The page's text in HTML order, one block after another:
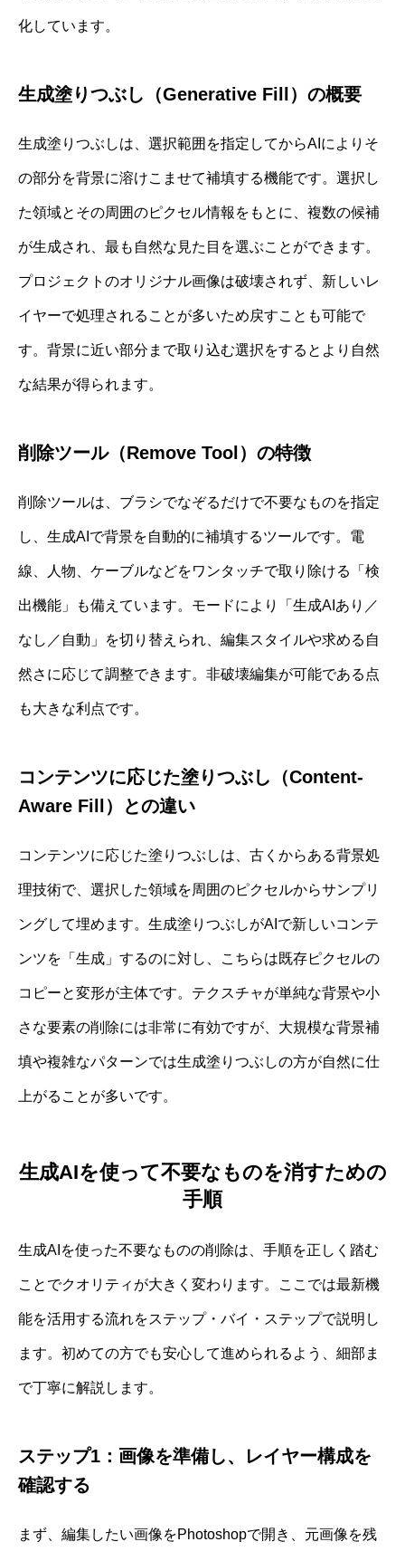
化しています。
生成塗りつぶし（Generative Fill）の概要
生成塗りつぶしは、選択範囲を指定してからAIによりそ
の部分を背景に溶けこませて補填する機能です。選択し
た領域とその周囲のピクセル情報をもとに、複数の候補
が生成され、最も自然な見た目を選ぶことができます。
プロジェクトのオリジナル画像は破壊されず、新しいレ
イヤーで処理されることが多いため戻すことも可能で
す。背景に近い部分まで取り込む選択をするとより自然
な結果が得られます。
削除ツール（Remove Tool）の特徴
削除ツールは、ブラシでなぞるだけで不要なものを指定
し、生成AIで背景を自動的に補填するツールです。電
線、人物、ケーブルなどをワンタッチで取り除ける「検
出機能」も備えています。モードにより「生成AIあり／
なし／自動」を切り替えられ、編集スタイルや求める自
然さに応じて調整できます。非破壊編集が可能である点
も大きな利点です。
コンテンツに応じた塗りつぶし（Content-
Aware Fill）との違い
コンテンツに応じた塗りつぶしは、古くからある背景処
理技術で、選択した領域を周囲のピクセルからサンプリ
ングして埋めます。生成塗りつぶしがAIで新しいコンテ
ンツを「生成」するのに対し、こちらは既存ピクセルの
コピーと変形が主体です。テクスチャが単純な背景や小
さな要素の削除には非常に有効ですが、大規模な背景補
填や複雑なパターンでは生成塗りつぶしの方が自然に仕
上がることが多いです。
生成AIを使って不要なものを消すための
手順
生成AIを使った不要なものの削除は、手順を正しく踏む
ことでクオリティが大きく変わります。ここでは最新機
能を活用する流れをステップ・バイ・ステップで説明し
ます。初めての方でも安心して進められるよう、細部ま
で丁寧に解説します。
ステップ1：画像を準備し、レイヤー構成を
確認する
まず、編集したい画像をPhotoshopで開き、元画像を残